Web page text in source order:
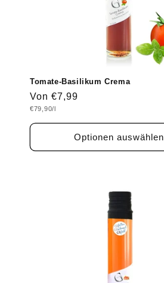
Tomate-Basilikum Crema
Normaler
Preis
Von €7,99
Grundpreis
€79,90/l
Optionen auswählen